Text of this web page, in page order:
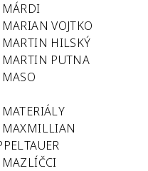
MÁRDI
MARIAN VOJTKO
MARTIN HILSKÝ
MARTIN PUTNA
MASO
MATERIÁLY
MAXMILLIAN
MAZLÍČCI